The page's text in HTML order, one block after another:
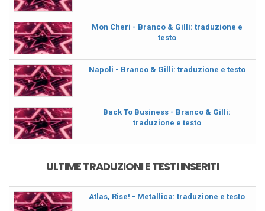
Mon Cheri - Branco & Gilli: traduzione e
testo
Napoli - Branco & Gilli: traduzione e testo
Back To Business - Branco & Gilli:
traduzione e testo
ULTIME TRADUZIONI E TESTI INSERITI
Atlas, Rise! - Metallica: traduzione e testo